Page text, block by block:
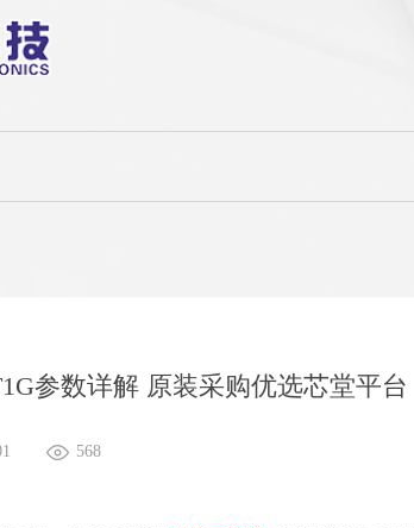
参数详解 原装采购优选芯堂平台
568